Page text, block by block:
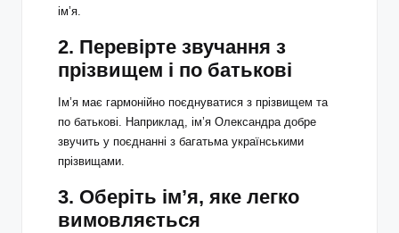
ім’я.
2. Перевірте звучання з
прізвищем і по батькові
Ім’я має гармонійно поєднуватися з прізвищем та
по батькові. Наприклад, ім’я Олександра добре
звучить у поєднанні з багатьма українськими
прізвищами.
3. Оберіть ім’я, яке легко
вимовляється